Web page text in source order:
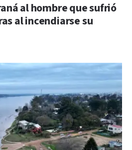
al hombre que sufrió
al incendiarse su